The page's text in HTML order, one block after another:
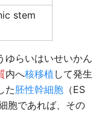
stem
ゆらいはいせいかん
内へ核移植 して発生
た胚性幹細胞 （ES
胞であれば、その